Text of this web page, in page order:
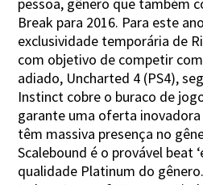
pessoa, gênero que também
Break para 2016. Para este
exclusividade temporária de
com objetivo de competir
adiado, Uncharted 4 (PS4),
Instinct cobre o buraco de
garante uma oferta
têm massiva presença no
Scalebound é o provável beat
qualidade Platinum do